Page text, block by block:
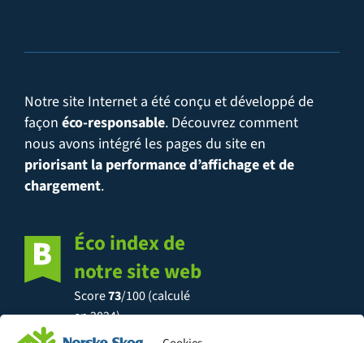
Notre site Internet a été conçu et développé de
façon éco-responsable. Découvrez comment
nous avons intégré les pages du site en
priorisant la performance d’affichage et de
chargement.
Éco index de
notre site web
Score73/100 (calculé
en 2024)